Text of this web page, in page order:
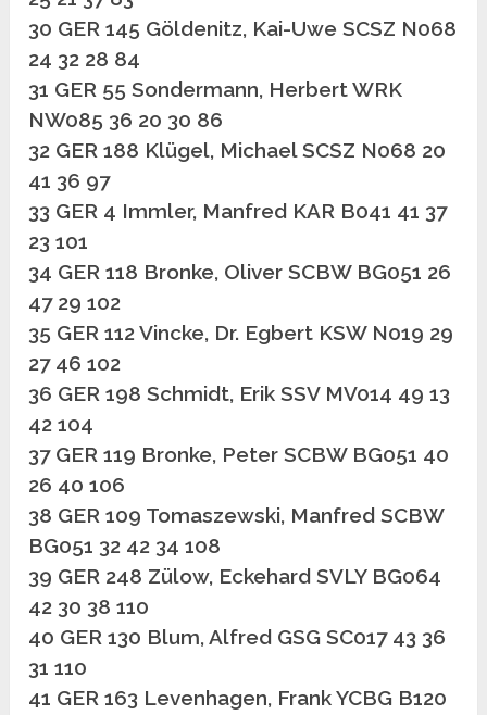
30 GER 145 Göldenitz, Kai-Uwe SCSZ N068
24 32 28 84
31 GER 55 Sondermann, Herbert WRK
NW085 36 20 30 86
32 GER 188 Klügel, Michael SCSZ N068 20
41 36 97
33 GER 4 Immler, Manfred KAR B041 41 37
23 101
34 GER 118 Bronke, Oliver SCBW BG051 26
47 29 102
35 GER 112 Vincke, Dr. Egbert KSW N019 29
27 46 102
36 GER 198 Schmidt, Erik SSV MV014 49 13
42 104
37 GER 119 Bronke, Peter SCBW BG051 40
26 40 106
38 GER 109 Tomaszewski, Manfred SCBW
BG051 32 42 34 108
39 GER 248 Zülow, Eckehard SVLY BG064
42 30 38 110
40 GER 130 Blum, Alfred GSG SC017 43 36
31 110
41 GER 163 Levenhagen, Frank YCBG B120